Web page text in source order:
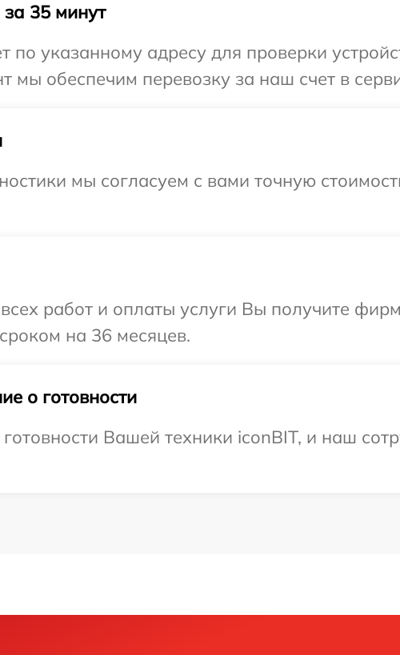
35 минут
по указанному адресу для проверки
мы обеспечим перевозку за наш счет в
мы согласуем с вами точную
работ и оплаты услуги Вы получите
на 36 месяцев.
о готовности
Вашей техники iconBIT, и наш